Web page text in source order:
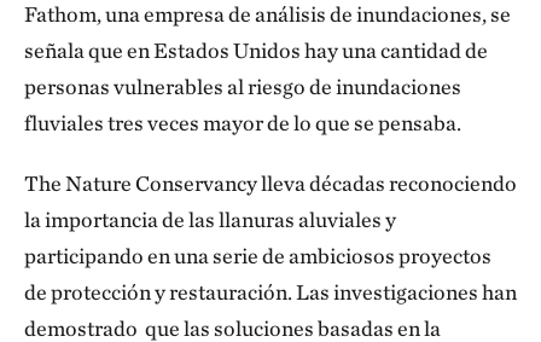
Fathom, una empresa de análisis de inundaciones, se
señala que en Estados Unidos hay una cantidad de
personas vulnerables al riesgo de inundaciones
fluviales tres veces mayor de lo que se pensaba.
The Nature Conservancy lleva décadas reconociendo
la importancia de las llanuras aluviales y
participando en una serie de ambiciosos proyectos
de protección y restauración. Las investigaciones han
demostrado que las soluciones basadas en la